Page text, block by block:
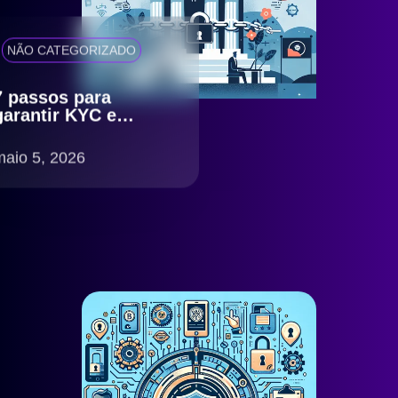
NÃO CATEGORIZADO
passos para
KYC e
compliance
no Brasil
5, 2026